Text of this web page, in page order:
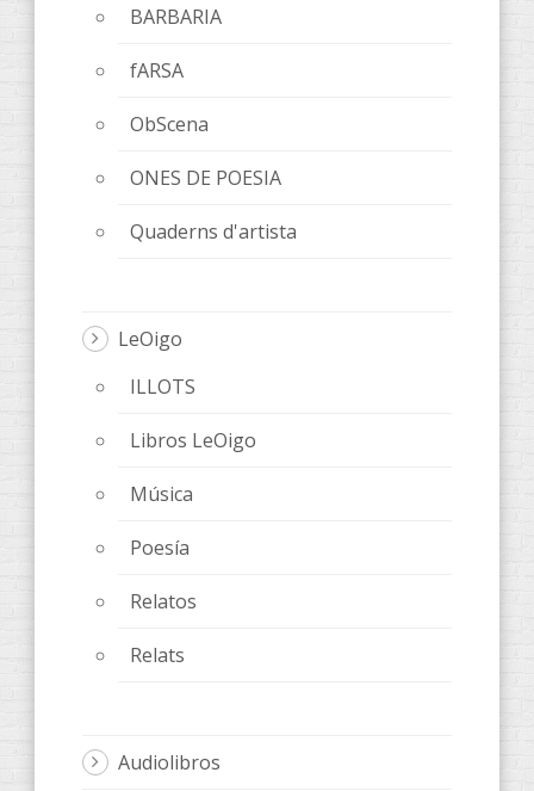
BARBARIA
fARSA
ObScena
ONES DE POESIA
Quaderns d'artista
LeOigo
ILLOTS
Libros LeOigo
Música
Poesía
Relatos
Relats
Audiolibros